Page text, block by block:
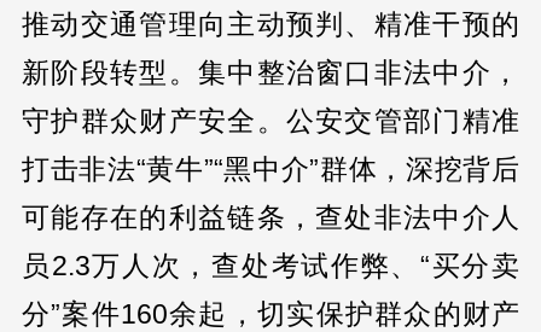
推动交通管理向主动预判、精准干预的
新阶段转型。集中整治窗口非法中介，
守护群众财产安全。公安交管部门精准
打击非法“黄牛”“黑中介”群体，深挖背后
可能存在的利益链条，查处非法中介人
员2.3万人次，查处考试作弊、“买分卖
分”案件160余起，切实保护群众的财产